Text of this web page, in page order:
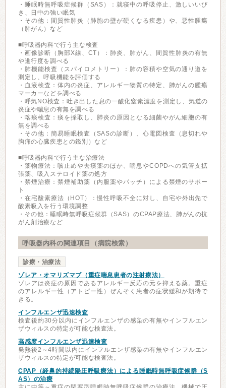
・睡眠時無呼吸症候群（SAS）：就寝中の呼吸停止、激しいいび
き、日中の強い眠気
・その他：間質性肺炎（肺胞の壁が硬くなる疾患）や、悪性腫瘍
（肺がん）など
■呼吸器内科で行う主な検査
・画像診断（胸部X線、CT）：肺炎、肺がん、間質性肺炎の有無
や進行度を調べる
・肺機能検査（スパイロメトリー）：肺の容積や空気の通り道を
測定し、呼吸機能を評価する
・血液検査：体内の炎症、アレルギー物質の特定、肺がんの腫瘍
マーカーなどを調べる
・呼気NO検査：吐き出した息の一酸化窒素濃度を測定し、気道の
炎症や喘息の有無を調べる
・喀痰検査：痰を採取し、肺炎の原因となる細菌やがん細胞の有
無を調べる
・その他：簡易睡眠検査（SASの診断）、心電図検査（息切れや
胸痛の心臓疾患との鑑別）など
■呼吸器内科で行う主な治療法
・薬物療法：咳止めや去痰薬のほか、喘息やCOPDへの気管支拡
張薬、吸入ステロイド薬の処方
・禁煙治療：禁煙補助薬（内服薬やパッチ）による禁煙のサポー
ト
・在宅酸素療法（HOT）：慢性呼吸不全に対し、自宅や外出先で
酸素吸入を行う環境調整
・その他：睡眠時無呼吸症候群（SAS）のCPAP療法、肺がんの抗
がん剤治療など
呼吸器内科の関連項目（病院検索）
診療・治療法
ゾレア・オマリズマブ（重症喘息患者の注射療法）
ゾレアは炎症の原因であるアレルギー反応の元を抑える薬。重症
のアレルギー性（アトピー性）ぜんそく患者の症状緩和が期待で
きる。
インフルエンザ迅速検査
検査後約30分以内にインフルエンザの感染の有無やインフルエン
ザウィルスの特定が可能な検査法。
高感度インフルエンザ迅速検査
発熱後2～4時間以内にインフルエンザ感染の有無やインフルエン
ザウィルスの特定が可能な検査法。
CPAP（経鼻的持続陽圧呼吸療法）による睡眠時無呼吸症候群（S
AS）の治療